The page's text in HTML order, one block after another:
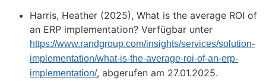
Harris, Heather (2025), What is the average ROI of
an ERP implementation? Verfügbar unter
https://www.randgroup.com/insights/services/solution-
implementation/what-is-the-average-roi-of-an-erp-
implementation/, abgerufen am 27.01.2025.